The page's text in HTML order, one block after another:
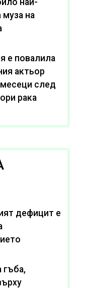
муза на
е повалила
актьор
след
рака
дефицит е
гъба,